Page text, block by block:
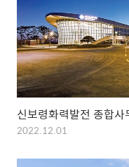
신보령화력발전 종합
2022.12.01